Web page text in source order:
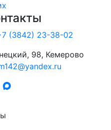
(3842) 23-38-02
98, Кемерово